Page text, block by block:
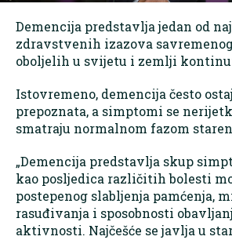
Demencija predstavlja jedan od
zdravstvenih izazova
oboljelih u svijetu i zemlji
Istovremeno, demencija često
prepoznata, a simptomi se
smatraju normalnom fazom
„Demencija predstavlja skup
kao posljedica različitih bolesti
postepenog slabljenja pamćenja,
rasuđivanja i sposobnosti
aktivnosti. Najčešće se javlja u